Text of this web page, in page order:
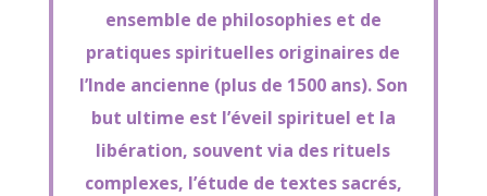
ensemble de philosophies et de
pratiques spirituelles originaires de
l’Inde ancienne (plus de 1500 ans). Son
but ultime est l’éveil spirituel et la
libération, souvent via des rituels
complexes, l’étude de textes sacrés,